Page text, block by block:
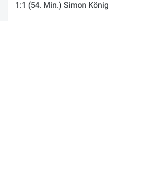
1:1 (54. Min.) Simon König